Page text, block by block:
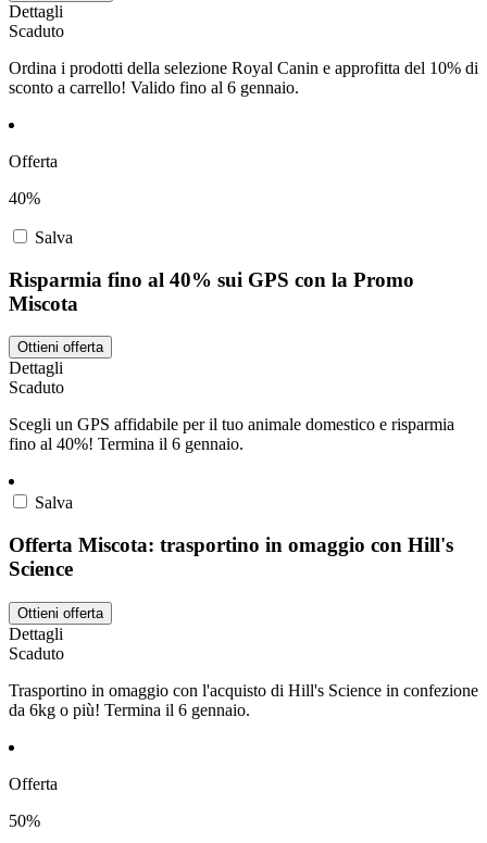
Dettagli
Scaduto
Ordina i prodotti della selezione Royal Canin e approfitta del 10% di
sconto a carrello! Valido fino al 6 gennaio.
Offerta
40%
Salva
Risparmia fino al 40% sui GPS con la Promo
Miscota
Ottieni offerta
Dettagli
Scaduto
Scegli un GPS affidabile per il tuo animale domestico e risparmia
fino al 40%! Termina il 6 gennaio.
Salva
Offerta Miscota: trasportino in omaggio con Hill's
Science
Ottieni offerta
Dettagli
Scaduto
Trasportino in omaggio con l'acquisto di Hill's Science in confezione
da 6kg o più! Termina il 6 gennaio.
Offerta
50%